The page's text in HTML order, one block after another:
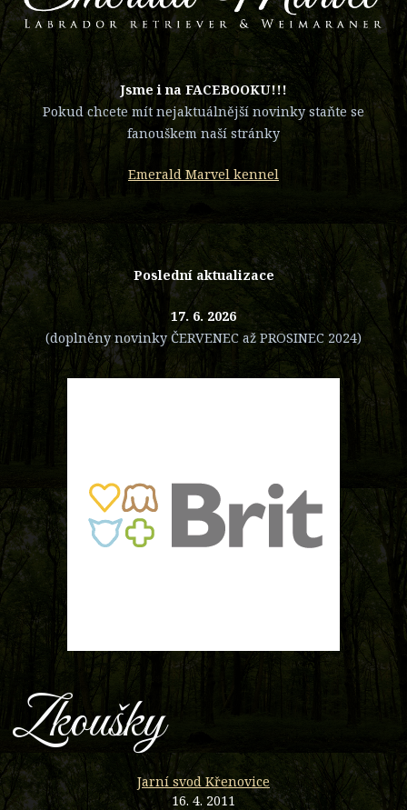
​Jsme i na FACEBOOKU!!!
Pokud chcete mít nejaktuálnější novinky staňte se
fanouškem naší stránky
Emerald Marvel kennel
Poslední aktualizace
17. 6. 2026
(doplněny novinky ČERVENEC až PROSINEC 2024)
Zkoušky
Jarní svod Křenovice
16. 4. 2011